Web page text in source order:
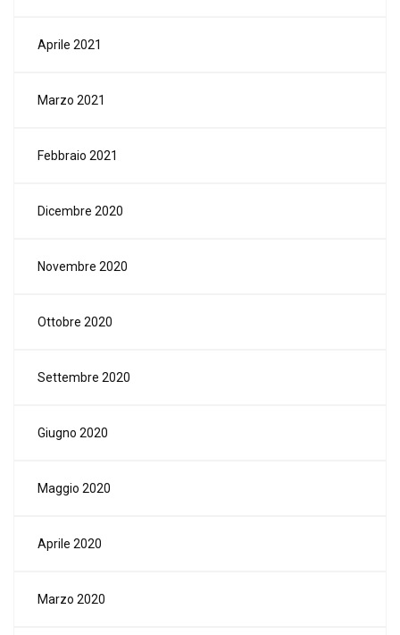
Aprile 2021
Marzo 2021
Febbraio 2021
Dicembre 2020
Novembre 2020
Ottobre 2020
Settembre 2020
Giugno 2020
Maggio 2020
Aprile 2020
Marzo 2020